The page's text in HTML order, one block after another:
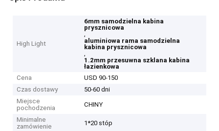
High Light
6mm samodzielna kabina
prysznicowa
,
aluminiowa rama samodzielna
kabina prysznicowa
,
1.2mm przesuwna szklana kabina
łazienkowa
Cena
USD 90-150
Czas dostawy
50-60 dni
Miejsce
pochodzenia
CHINY
Minimalne
zamówienie
1*20 stóp